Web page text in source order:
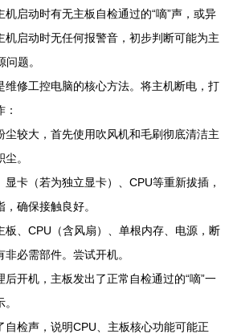
机启动时有无主板自检通过的“嘀”声，或异
机启动时无任何报警音，初步判断可能为主
题。
维修工控电脑的核心方法。将主机断电，打
尘较大，首先使用吹风机和毛刷彻底清洁主
。
显卡（若为独立显卡）、CPU等重新拔插，
确保接触良好。
板、CPU（含风扇）、单根内存、电源，断
必需部件。尝试开机。
后开机，主板发出了正常自检通过的“嘀”一
自检声，说明CPU、主板核心功能可能正